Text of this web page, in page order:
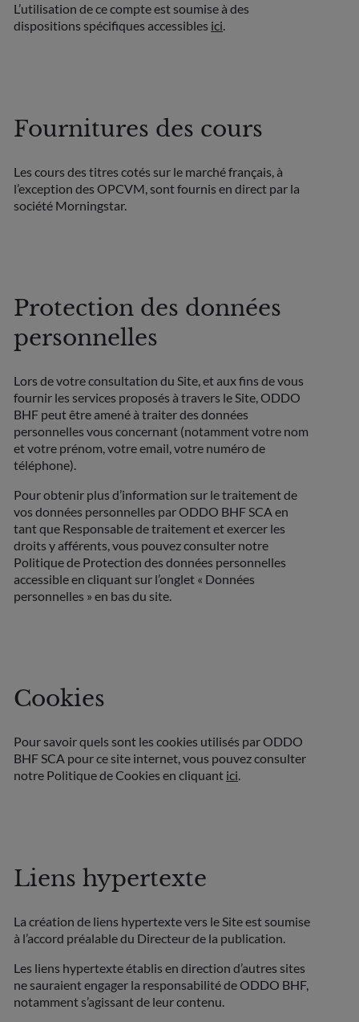
L’utilisation de ce compte est soumise à des
dispositions spécifiques accessibles ici.
Fournitures des cours
Les cours des titres cotés sur le marché français, à
l’exception des OPCVM, sont fournis en direct par la
société Morningstar.
Protection des données
personnelles
Lors de votre consultation du Site, et aux fins de vous
fournir les services proposés à travers le Site, ODDO
BHF peut être amené à traiter des données
personnelles vous concernant (notamment votre nom
et votre prénom, votre email, votre numéro de
téléphone).
Pour obtenir plus d’information sur le traitement de
vos données personnelles par ODDO BHF SCA en
tant que Responsable de traitement et exercer les
droits y afférents, vous pouvez consulter notre
Politique de Protection des données personnelles
accessible en cliquant sur l’onglet « Données
personnelles » en bas du site.
Cookies
Pour savoir quels sont les cookies utilisés par ODDO
BHF SCA pour ce site internet, vous pouvez consulter
notre Politique de Cookies en cliquant ici.
Liens hypertexte
La création de liens hypertexte vers le Site est soumise
à l’accord préalable du Directeur de la publication.
Les liens hypertexte établis en direction d’autres sites
ne sauraient engager la responsabilité de ODDO BHF,
notamment s’agissant de leur contenu.